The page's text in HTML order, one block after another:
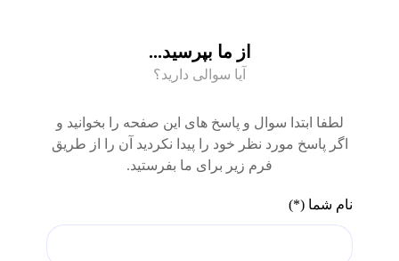
از ما بپرسید...
آیا سوالی دارید؟
لطفا ابتدا سوال و پاسخ های این صفحه را بخوانید و
اگر پاسخ مورد نظر خود را پیدا نکردید آن را از طریق
فرم زیر برای ما بفرستید.
نام شما (*)